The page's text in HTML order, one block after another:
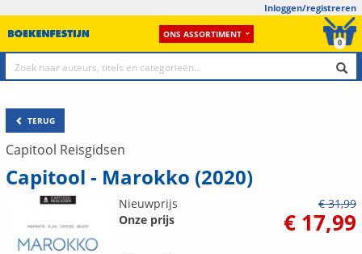
Inloggen/registreren
ONS ASSORTIMENT
0
TERUG
Capitool Reisgidsen
Capitool - Marokko (2020)
Nieuwprijs
€ 31,99
Onze prijs
€ 17,99